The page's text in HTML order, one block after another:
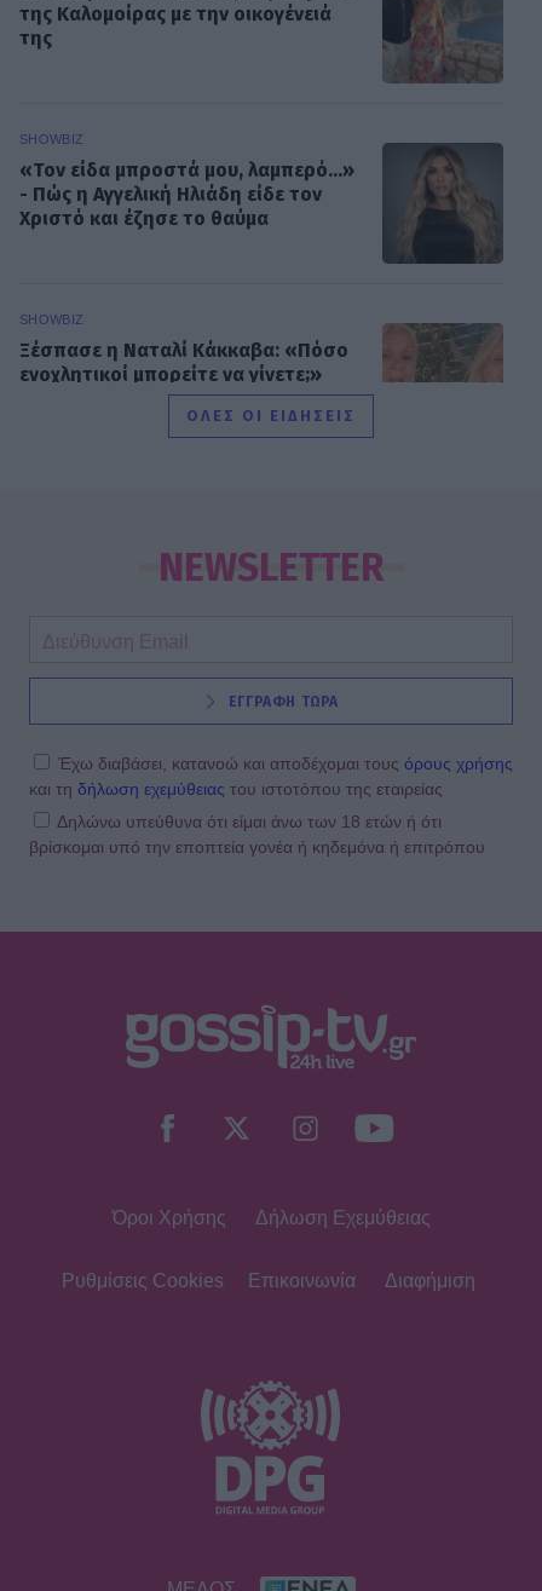
της Καλομοίρας με την οικογένειά
της
SHOWBIZ
«Τον είδα μπροστά μου, λαμπερό…»
- Πώς η Αγγελική Ηλιάδη είδε τον
Χριστό και έζησε το θαύμα
SHOWBIZ
Ξέσπασε η Ναταλί Κάκκαβα: «Πόσο
ενοχλητικοί μπορείτε να γίνετε;»
SHOWBIZ
Από την εκκλησία στην ξαπλώστρα:
Καινούργιου με μαγιό και το
προσκύνημα
MEDIA
Κρατερός Κατσούλης: «Δεν υπάρχει
γκρινιάζει ο γιος της - Η ανάρτηση
Αντόνιο Μπαντέρας: Η καρδιακή
προσβολή που του άλλαξε τη ζωή
ΟΛΕΣ ΟΙ ΕΙΔΗΣΕΙΣ
NEWSLETTER
ΕΓΓΡΑΦΗ ΤΩΡΑ
Έχω διαβάσει, κατανοώ και αποδέχομαι τους όρους χρήσης
και τη δήλωση εχεμύθειας του ιστοτόπου της εταιρείας
Δηλώνω υπεύθυνα ότι είμαι άνω των 18 ετών ή ότι
βρίσκομαι υπό την εποπτεία γονέα ή κηδεμόνα ή επιτρόπου
Όροι Χρήσης Δήλωση Εχεμύθειας
Ρυθμίσεις Cookies Επικοινωνία Διαφήμιση